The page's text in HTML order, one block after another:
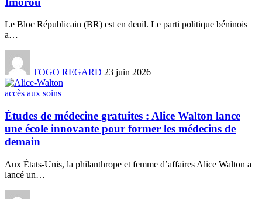
Le Bloc Républicain (BR) est en deuil. Le parti politique béninois
a…
TOGO REGARD 23 juin 2026
accès aux soins
Études de médecine gratuites : Alice Walton lance
une école innovante pour former les médecins de
demain
Aux États-Unis, la philanthrope et femme d’affaires Alice Walton a
lancé un…